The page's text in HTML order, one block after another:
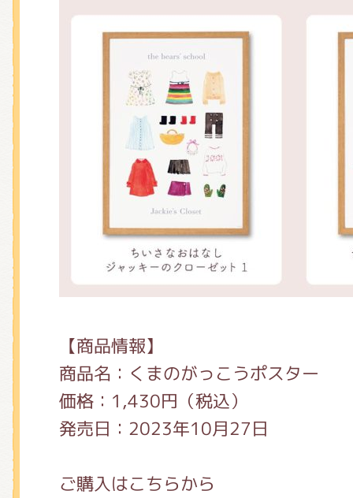
【商品情報】
商品名：くまのがっこうポスター
価格：1,430円（税込）
発売日：2023年10月27日
ご購入はこちらから